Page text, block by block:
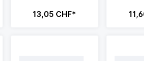
13,05 CHF*